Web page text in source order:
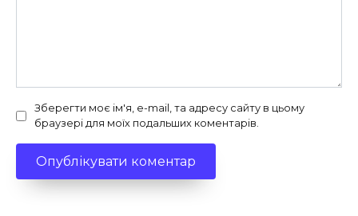
Зберегти моє ім'я, e-mail, та адресу сайту в цьому
браузері для моїх подальших коментарів.